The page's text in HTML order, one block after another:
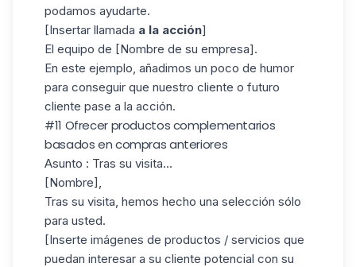
podamos ayudarte.
[Insertar llamada a la acción]
El equipo de [Nombre de su empresa].
En este ejemplo, añadimos un poco de humor
para conseguir que nuestro cliente o futuro
cliente pase a la acción.
#11 Ofrecer productos complementarios
basados en compras anteriores
Asunto : Tras su visita...
[Nombre],
Tras su visita, hemos hecho una selección sólo
para usted.
[Inserte imágenes de productos / servicios que
puedan interesar a su cliente potencial con su